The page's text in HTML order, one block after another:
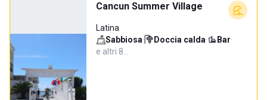
Cancun Summer Village
Latina
Sabbiosa· Doccia calda· Bar·
e altri 8…